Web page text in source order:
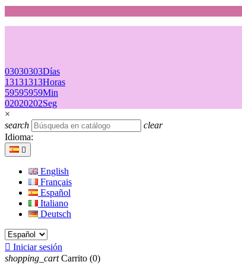
03030303Días
13131313Horas
59595959Min
02020202Seg
×
search
clear
Idioma:

English
Français
Español
Italiano
Deutsch
 Iniciar sesión
shopping_cart Carrito (0)